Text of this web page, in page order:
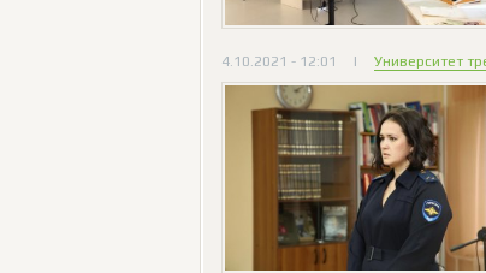
4.10.2021 - 12:01 | Университет